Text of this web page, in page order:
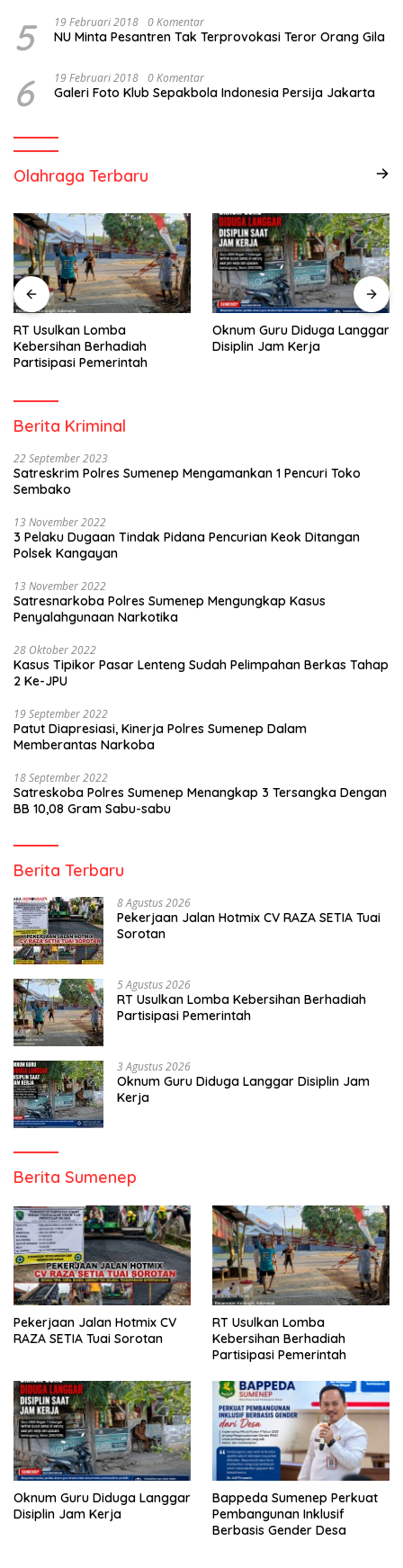
5 19 Februari 2018 0 Komentar
NU Minta Pesantren Tak Terprovokasi Teror Orang Gila
6 19 Februari 2018 0 Komentar
Galeri Foto Klub Sepakbola Indonesia Persija Jakarta
Olahraga Terbaru
RT Usulkan Lomba
Kebersihan Berhadiah
Partisipasi Pemerintah
Oknum Guru Diduga Langgar
Disiplin Jam Kerja
Berita Kriminal
22 September 2023
Satreskrim Polres Sumenep Mengamankan 1 Pencuri Toko
Sembako
13 November 2022
3 Pelaku Dugaan Tindak Pidana Pencurian Keok Ditangan
Polsek Kangayan
13 November 2022
Satresnarkoba Polres Sumenep Mengungkap Kasus
Penyalahgunaan Narkotika
28 Oktober 2022
Kasus Tipikor Pasar Lenteng Sudah Pelimpahan Berkas Tahap
2 Ke-JPU
19 September 2022
Patut Diapresiasi, Kinerja Polres Sumenep Dalam
Memberantas Narkoba
18 September 2022
Satreskoba Polres Sumenep Menangkap 3 Tersangka Dengan
BB 10,08 Gram Sabu-sabu
Berita Terbaru
8 Agustus 2026
Pekerjaan Jalan Hotmix CV RAZA SETIA Tuai
Sorotan
5 Agustus 2026
RT Usulkan Lomba Kebersihan Berhadiah
Partisipasi Pemerintah
3 Agustus 2026
Oknum Guru Diduga Langgar Disiplin Jam
Kerja
Berita Sumenep
Pekerjaan Jalan Hotmix CV
RAZA SETIA Tuai Sorotan
RT Usulkan Lomba
Kebersihan Berhadiah
Partisipasi Pemerintah
Oknum Guru Diduga Langgar
Disiplin Jam Kerja
Bappeda Sumenep Perkuat
Pembangunan Inklusif
Berbasis Gender Desa